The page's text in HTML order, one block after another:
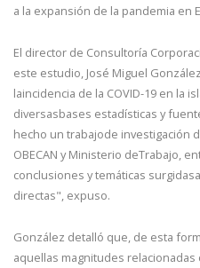
a la expansión de la pandemia en
El director de Consultoría
este estudio, José Miguel
laincidencia de la COVID-19 en la
diversasbases estadísticas y
hecho un trabajode investigación
OBECAN y Ministerio deTrabajo,
conclusiones y temáticas
directas", expuso.
González detalló que, de esta
aquellas magnitudes relacionadas